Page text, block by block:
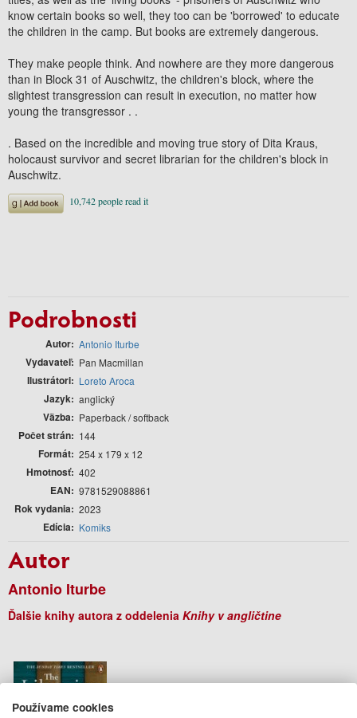
know certain books so well, they too can be 'borrowed' to educate
the children in the camp. But books are extremely dangerous.
They make people think. And nowhere are they more dangerous
than in Block 31 of Auschwitz, the children's block, where the
slightest transgression can result in execution, no matter how
young the transgressor . .
. Based on the incredible and moving true story of Dita Kraus,
holocaust survivor and secret librarian for the children's block in
Auschwitz.
Podrobnosti
Autor Antonio Iturbe
Vydavateľ Pan Macmillan
Ilustrátori Loreto Aroca
Jazyk anglický
Väzba Paperback / softback
Počet strán 144
Formát 254 x 179 x 12
Hmotnosť 402
EAN 9781529088861
Rok vydania 2023
Edícia Komiks
Autor
Antonio Iturbe
Ďalšie knihy autora z oddelenia Knihy v angličtine
Používame cookies